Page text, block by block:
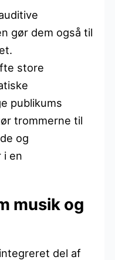
gør dem også til
store
publikums
trommerne til
og
i en
musik og
del af